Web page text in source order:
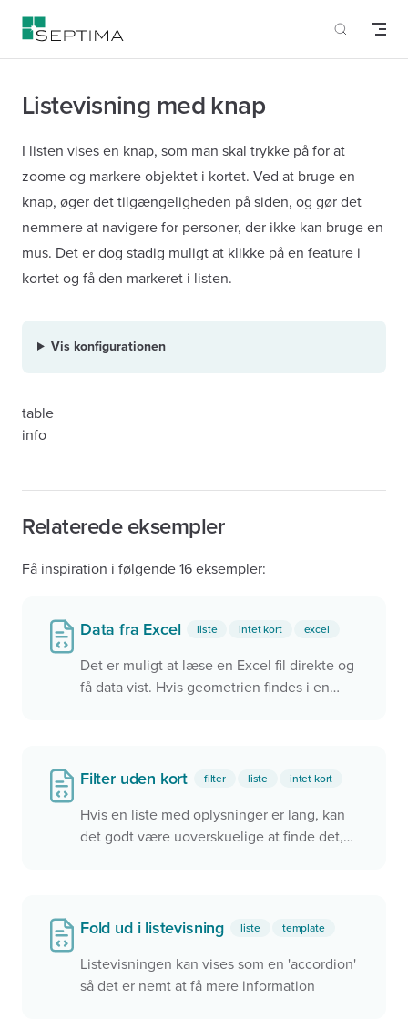
Skip to content
Listevisning med knap
I listen vises en knap, som man skal trykke på for at
zoome og markere objektet i kortet. Ved at bruge en
knap, øger det tilgængeligheden på siden, og gør det
nemmere at navigere for personer, der ikke kan bruge en
mus. Det er dog stadig muligt at klikke på en feature i
kortet og få den markeret i listen.
Vis konfigurationen
table
info
Relaterede eksempler
Få inspiration i følgende 16 eksempler:
Data fra Excel liste intet kort excel
Det er muligt at læse en Excel fil direkte og
få data vist. Hvis geometrien findes i en
Filter uden kort filter liste intet kort
Hvis en liste med oplysninger er lang, kan
det godt være uoverskuelige at finde det,
Fold ud i listevisning liste template
Listevisningen kan vises som en 'accordion'
så det er nemt at få mere information